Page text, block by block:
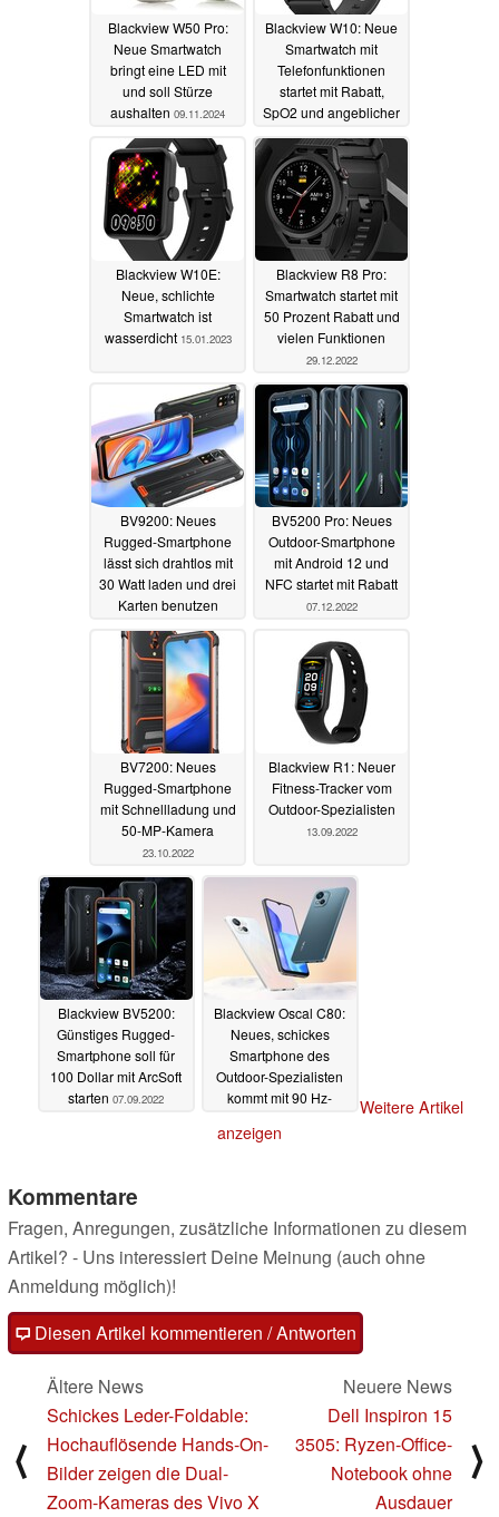
Blackview W50 Pro:
Neue Smartwatch
bringt eine LED mit
und soll Stürze
aushalten 09.11.2024
Blackview W10: Neue
Smartwatch mit
Telefonfunktionen
startet mit Rabatt,
SpO2 und angeblicher
Blutdruckmessung
21.01.2023
Blackview W10E:
Neue, schlichte
Smartwatch ist
wasserdicht 15.01.2023
Blackview R8 Pro:
Smartwatch startet mit
50 Prozent Rabatt und
vielen Funktionen
29.12.2022
BV9200: Neues
Rugged-Smartphone
lässt sich drahtlos mit
30 Watt laden und drei
Karten benutzen
26.12.2022
BV5200 Pro: Neues
Outdoor-Smartphone
mit Android 12 und
NFC startet mit Rabatt
07.12.2022
BV7200: Neues
Rugged-Smartphone
mit Schnellladung und
50-MP-Kamera
23.10.2022
Blackview R1: Neuer
Fitness-Tracker vom
Outdoor-Spezialisten
13.09.2022
Blackview BV5200:
Günstiges Rugged-
Smartphone soll für
100 Dollar mit ArcSoft
starten 07.09.2022
Blackview Oscal C80:
Neues, schickes
Smartphone des
Outdoor-Spezialisten
kommt mit 90 Hz-
Weitere Artikel
anzeigen
Kommentare
Fragen, Anregungen, zusätzliche Informationen zu diesem
Artikel? - Uns interessiert Deine Meinung (auch ohne
Anmeldung möglich)!
Diesen Artikel kommentieren / Antworten
⟨
Ältere News
Schickes Leder-Foldable:
Hochauflösende Hands-On-
Bilder zeigen die Dual-
Zoom-Kameras des Vivo X
Neuere News
Dell Inspiron 15
3505: Ryzen-Office-
Notebook ohne
Ausdauer
⟩